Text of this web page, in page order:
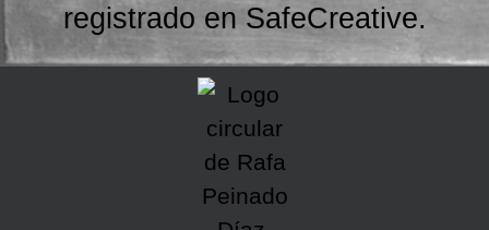
registrado en SafeCreative.